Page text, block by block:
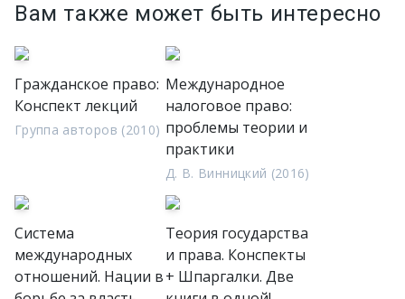
Вам также может быть интересно
Гражданское право:
Конспект лекций
Группа авторов (2010)
Международное
налоговое право:
проблемы теории и
практики
Д. В. Винницкий (2016)
Система
международных
отношений. Нации в
Теория государства
и права. Конспекты
+ Шпаргалки. Две